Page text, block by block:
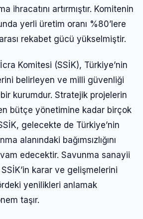
ihracatını artırmıştır. Komitenin
yerli üretim oranı %80’lere
rekabet gücü yükselmiştir.
Komitesi (SSİK), Türkiye’nin
belirleyen ve milli güvenliği
kurumdur. Stratejik projelerin
bütçe yönetimine kadar birçok
gelecekte de Türkiye’nin
alanındaki bağımsızlığını
edecektir. Savunma sanayii
karar ve gelişmelerini
yenilikleri anlamak
taşır.